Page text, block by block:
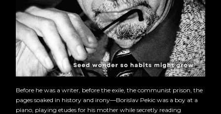
Before he was a writer, before the exile, the communist prison, the
pages soaked in history and irony—Borislav Pekic was a boy at a
piano, playing etudes for his mother while secretly reading